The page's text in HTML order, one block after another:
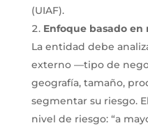
(UIAF).
Enfoque basado en
La entidad debe
externo —tipo de
geografía, tamaño,
segmentar su riesgo.
nivel de riesgo: “a